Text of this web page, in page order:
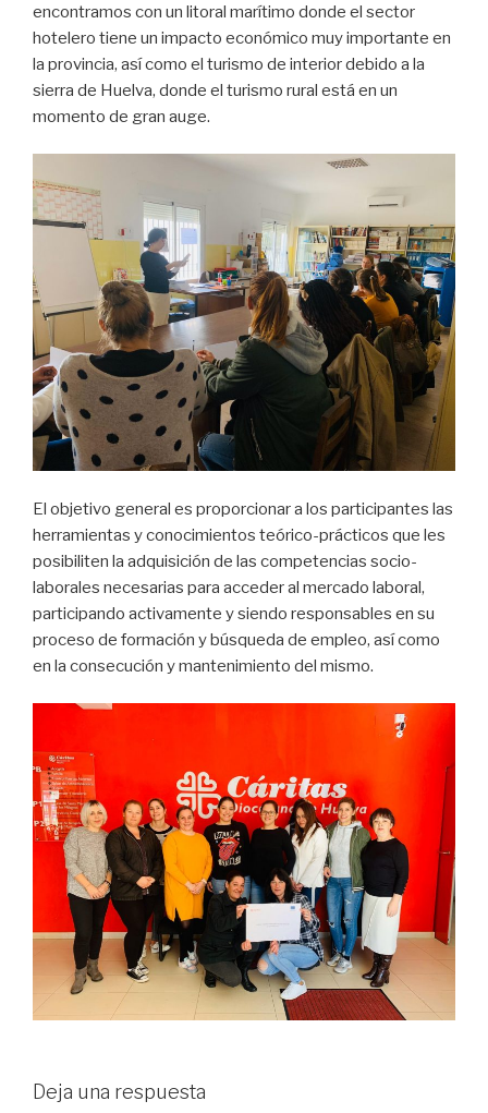
encontramos con un litoral marítimo donde el sector
hotelero tiene un impacto económico muy importante en
la provincia, así como el turismo de interior debido a la
sierra de Huelva, donde el turismo rural está en un
momento de gran auge.
El objetivo general es proporcionar a los participantes las
herramientas y conocimientos teórico-prácticos que les
posibiliten la adquisición de las competencias socio-
laborales necesarias para acceder al mercado laboral,
participando activamente y siendo responsables en su
proceso de formación y búsqueda de empleo, así como
en la consecución y mantenimiento del mismo.
Deja una respuesta